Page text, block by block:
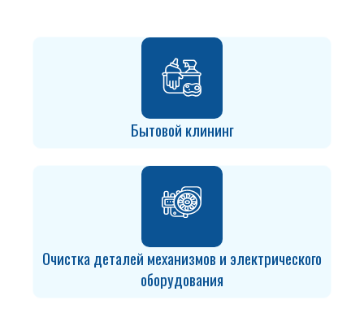
Бытовой клининг
Очистка деталей механизмов и электрического
оборудования